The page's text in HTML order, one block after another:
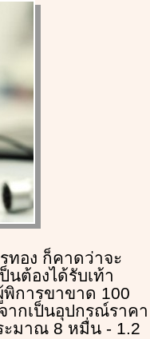
ทอง ก็คาดว่าจะ
นต้องได้รับเท้า
การขาขาด 100
ากเป็นอุปกรณ์ราคา
ะมาณ 8 หมื่น - 1.2